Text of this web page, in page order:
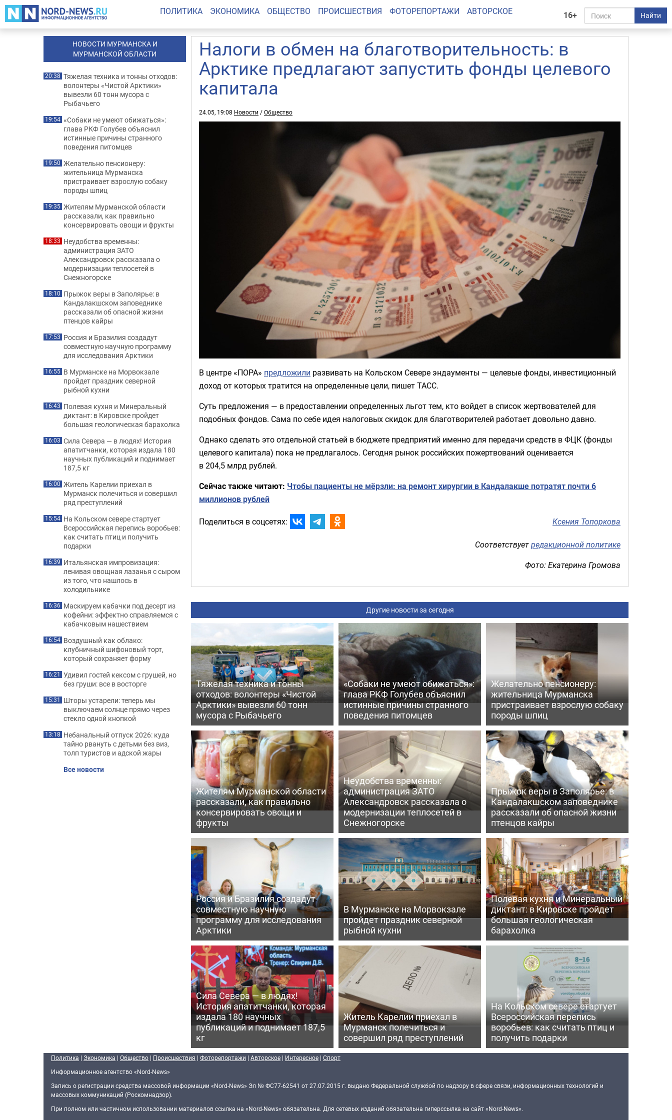
16+ Найти
ПОЛИТИКА ЭКОНОМИКА ОБЩЕСТВО ПРОИСШЕСТВИЯ ФОТОРЕПОРТАЖИ АВТОРСКОЕ
Налоги в обмен на благотворительность: в
Арктике предлагают запустить фонды целевого
капитала
24.05, 19:08 Новости /Общество
В центре «ПОРА» предложили развивать на Кольском Севере эндаументы — целевые фонды, инвестиционный
доход от которых тратится на определенные цели, пишет ТАСС.
Суть предложения — в предоставлении определенных льгот тем, кто войдет в список жертвователей для
подобных фондов. Сама по себе идея налоговых скидок для благотворителей работает довольно давно.
Однако сделать это отдельной статьей в бюджете предприятий именно для передачи средств в ФЦК (фонды
целевого капитала) пока не предлагалось. Сегодня рынок российских пожертвований оценивается
в 204,5 млрд рублей.
Сейчас также читают: Чтобы пациенты не мёрзли: на ремонт хирургии в Кандалакше потратят почти 6
миллионов рублей
Поделиться в соцсетях: Ксения Топоркова
Соответствуетредакционной политике
Фото: Екатерина Громова
Другие новости за сегодня
Тяжелая техника и тонны
отходов: волонтеры «Чистой
Арктики» вывезли 60 тонн
мусора с Рыбачьего
«Собаки не умеют обижаться»:
глава РКФ Голубев объяснил
истинные причины странного
поведения питомцев
Желательно пенсионеру:
жительница Мурманска
пристраивает взрослую собаку
породы шпиц
Жителям Мурманской области
рассказали, как правильно
консервировать овощи и
фрукты
Неудобства временны:
администрация ЗАТО
Александровск рассказала о
модернизации теплосетей в
Снежногорске
Прыжок веры в Заполярье: в
Кандалакшском заповеднике
рассказали об опасной жизни
птенцов кайры
Россия и Бразилия создадут
совместную научную
программу для исследования
Арктики
В Мурманске на Морвокзале
пройдет праздник северной
рыбной кухни
Полевая кухня и Минеральный
диктант: в Кировске пройдет
большая геологическая
барахолка
Сила Севера — в людях!
История апатитчанки, которая
издала 180 научных
публикаций и поднимает 187,5
кг
Житель Карелии приехал в
Мурманск полечиться и
совершил ряд преступлений
На Кольском севере стартует
Всероссийская перепись
воробьев: как считать птиц и
получить подарки
НОВОСТИ МУРМАНСКА И
МУРМАНСКОЙ ОБЛАСТИ
20:38 Тяжелая техника и тонны отходов:
волонтеры «Чистой Арктики»
вывезли 60 тонн мусора с
Рыбачьего
19:54 «Собаки не умеют обижаться»:
глава РКФ Голубев объяснил
истинные причины странного
поведения питомцев
19:50 Желательно пенсионеру:
жительница Мурманска
пристраивает взрослую собаку
породы шпиц
19:35 Жителям Мурманской области
рассказали, как правильно
консервировать овощи и фрукты
18:33 Неудобства временны:
администрация ЗАТО
Александровск рассказала о
модернизации теплосетей в
Снежногорске
18:10 Прыжок веры в Заполярье: в
Кандалакшском заповеднике
рассказали об опасной жизни
птенцов кайры
17:53 Россия и Бразилия создадут
совместную научную программу
для исследования Арктики
16:55 В Мурманске на Морвокзале
пройдет праздник северной
рыбной кухни
16:43 Полевая кухня и Минеральный
диктант: в Кировске пройдет
большая геологическая барахолка
16:03 Сила Севера — в людях! История
апатитчанки, которая издала 180
научных публикаций и поднимает
187,5 кг
16:00 Житель Карелии приехал в
Мурманск полечиться и совершил
ряд преступлений
15:54 На Кольском севере стартует
Всероссийская перепись воробьев:
как считать птиц и получить
подарки
16:39 Итальянская импровизация:
ленивая овощная лазанья с сыром
из того, что нашлось в
холодильнике
16:36 Маскируем кабачки под десерт из
кофейни: эффектно справляемся с
кабачковым нашествием
16:54 Воздушный как облако:
клубничный шифоновый торт,
который сохраняет форму
16:21 Удивил гостей кексом с грушей, но
без груши: все в восторге
15:31 Шторы устарели: теперь мы
выключаем солнце прямо через
стекло одной кнопкой
13:18 Небанальный отпуск 2026: куда
тайно рвануть с детьми без виз,
толп туристов и адской жары
Все новости
Политика | Экономика | Общество | Происшествия | Фоторепортажи | Авторское | Интересное | Спорт
Информационное агентство «Nord-News»
Запись о регистрации средства массовой информации «Nord-News» Эл № ФС77-62541 от 27.07.2015 г. выдано Федеральной службой по надзору в сфере связи, информационных технологий и
массовых коммуникаций (Роскомнадзор).
При полном или частичном использовании материалов ссылка на «Nord-News» обязательна. Для сетевых изданий обязательна гиперссылка на сайт «Nord-News».